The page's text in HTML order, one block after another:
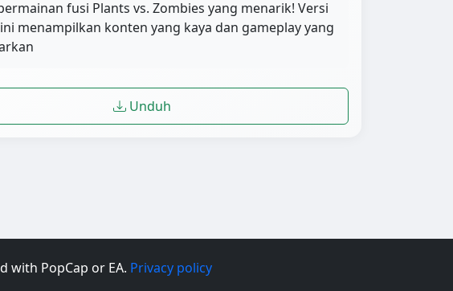
fusi Plants vs. Zombies yang menarik! Versi
menampilkan konten yang kaya dan gameplay yang
Unduh
with PopCap or EA. Privacy policy